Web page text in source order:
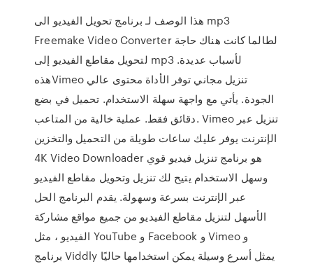
هذا الوصف لـ برنامج تحويل الفيديو الى mp3
Freemake Video Converter لطالما كانت هناك حاجة
لتحويل مقاطع الفيديو إلى mp3 لأسباب عديدة.
هذهVimeo تنزيل مجاني توفر الأداة محتوى عالي
الجودة. يأتي مع واجهة سهلة الاستخدام. تحميل في بضع
دقائق فقط. عملية خالية من المتاعب. Vimeo تنزيل عبر
الإنترنت يوفر عليك ساعات طويلة من التحميل والتخزين
4K Video Downloader هو برنامج تنزيل فيديو قوي
وسهل الاستخدام يتيح لك تنزيل وتحويل مقاطع الفيديو
عبر الإنترنت بسرعة وسهولة. يقدم البرنامج الحل
الأسهل لتنزيل مقاطع الفيديو من جميع مواقع مشاركة
الفيديو ، مثل YouTube و Facebook و Vimeo و
برنامج Viddly يمثل أسرع وسيلة يمكن استخدامها حاليًا